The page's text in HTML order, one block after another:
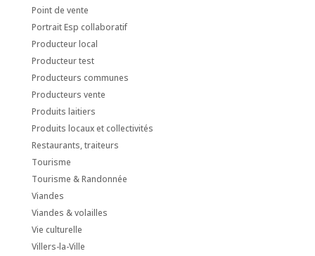
Point de vente
Portrait Esp collaboratif
Producteur local
Producteur test
Producteurs communes
Producteurs vente
Produits laitiers
Produits locaux et collectivités
Restaurants, traiteurs
Tourisme
Tourisme & Randonnée
Viandes
Viandes & volailles
Vie culturelle
Villers-la-Ville